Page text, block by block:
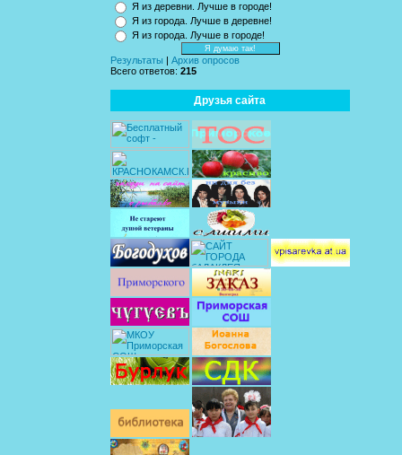
Я из деревни. Лучше в городе!
Я из города. Лучше в деревне!
Я из города. Лучше в городе!
Результаты
Архив опросов
Всего ответов: 215
Друзья сайта